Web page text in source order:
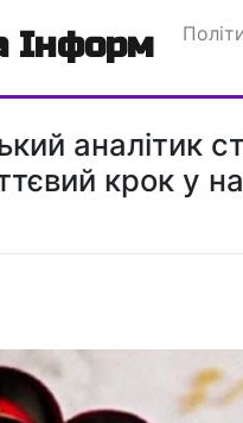
Інформ
аналітик
крок у